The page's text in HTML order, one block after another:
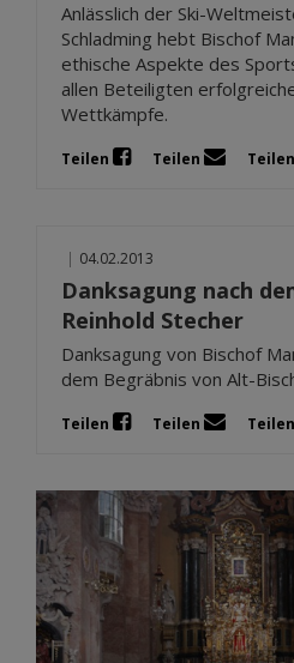
Anlässlich der Ski-
Schladming hebt Bischof
ethische Aspekte des
allen Beteiligten
Wettkämpfe.
Teilen Teilen Teilen
04.02.2013
Danksagung nach
Reinhold Stecher
Danksagung von Bischof
dem Begräbnis von Alt-
Teilen Teilen Teilen